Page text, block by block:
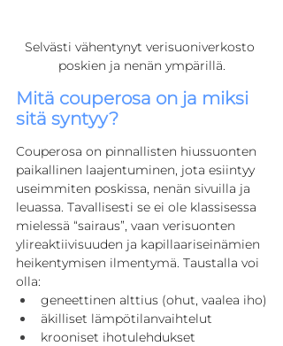
Selvästi vähentynyt verisuoniverkosto
poskien ja nenän ympärillä.
Mitä couperosa on ja miksi
sitä syntyy?
Couperosa on pinnallisten hiussuonten
paikallinen laajentuminen, jota esiintyy
useimmiten poskissa, nenän sivuilla ja
leuassa. Tavallisesti se ei ole klassisessa
mielessä “sairaus”, vaan verisuonten
ylireaktiivisuuden ja kapillaariseinämien
heikentymisen ilmentymä. Taustalla voi
olla:
geneettinen alttius (ohut, vaalea iho)
äkilliset lämpötilanvaihtelut
krooniset ihotulehdukset